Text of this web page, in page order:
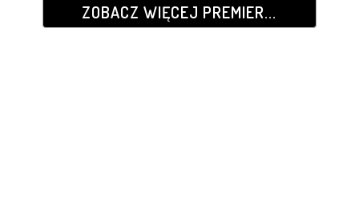
ZOBACZ WIĘCEJ PREMIER...